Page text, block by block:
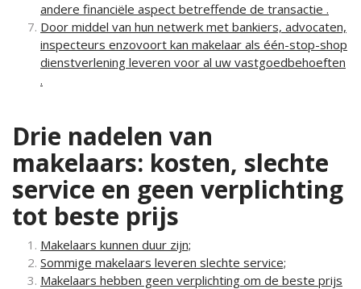
andere financiële aspect betreffende de transactie .
Door middel van hun netwerk met bankiers, advocaten,
inspecteurs enzovoort kan makelaar als één-stop-shop
dienstverlening leveren voor al uw vastgoedbehoeften
.
Drie nadelen van
makelaars: kosten, slechte
service en geen verplichting
tot beste prijs
Makelaars kunnen duur zijn;
Sommige makelaars leveren slechte service;
Makelaars hebben geen verplichting om de beste prijs